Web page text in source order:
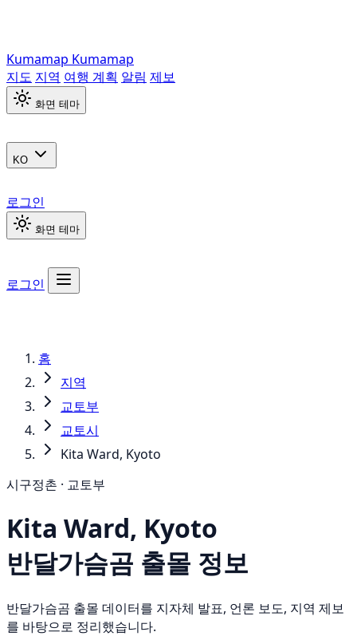
Kumamap Kumamap
지도 지역 여행 계획 알림 제보
화면 테마
KO
로그인
화면 테마
로그인
홈
지역
교토부
교토시
Kita Ward, Kyoto
시구정촌 · 교토부
Kita Ward, Kyoto
반달가슴곰 출몰 정보
반달가슴곰 출몰 데이터를 지자체 발표, 언론 보도, 지역 제보
를 바탕으로 정리했습니다.